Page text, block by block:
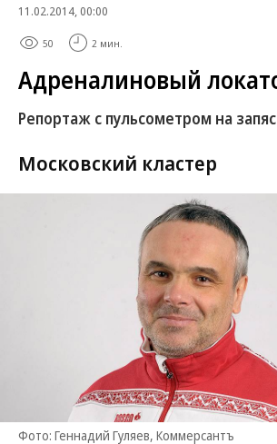
11.02.2014, 00:00
50 2 мин.
Адреналиновый
Репортаж с пульсометром на
Московский кластер
Фото: Геннадий Гуляев, Коммерсантъ